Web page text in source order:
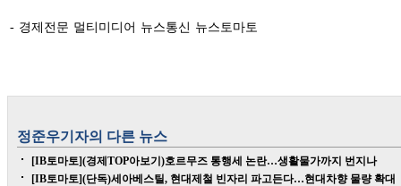
- 경제전문 멀티미디어 뉴스통신 뉴스토마토
정준우기자의 다른 뉴스
[IB토마토](경제TOP아보기)호르무즈 통행세 논란…생활물가까지 번지나
[IB토마토](단독)세아베스틸, 현대제철 빈자리 파고든다…현대차향 물량 확대